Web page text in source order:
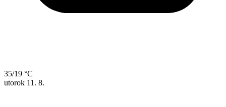
35/19 °C
utorok 11. 8.